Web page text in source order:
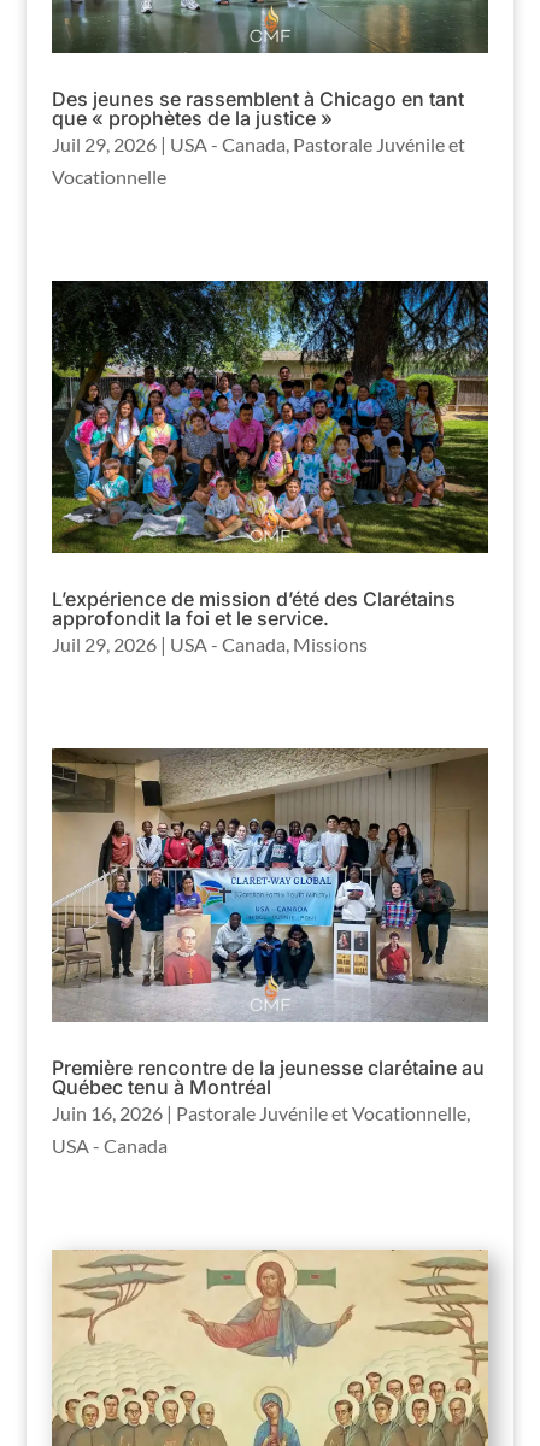
Des jeunes se rassemblent à Chicago en tant
que « prophètes de la justice »
Juil 29, 2026| USA - Canada Pastorale Juvénile et
Vocationnelle
L’expérience de mission d’été des Clarétains
approfondit la foi et le service.
Juil 29, 2026| USA - Canada, Missions
Première rencontre de la jeunesse clarétaine au
Québec tenu à Montréal
Juin 16, 2026| Pastorale Juvénile et Vocationnelle,
USA - Canada